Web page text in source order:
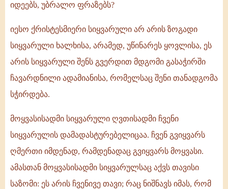
იდეებს, უბრალო ფრაზებს?
იესო ქრისტესმიერი სიყვარული არ არის ზოგადი
სიყვარული ხალხისა, არამედ, უწინარეს ყოვლისა, ეს
არის სიყვარული შენს გვერდით მდგომი გასაჭირში
ჩავარდნილი ადამიანისა, რომელსაც შენი თანადგომა
სჭირდება.
მოყვასისადმი სიყვარული ღვთისადმი ჩვენი
სიყვარულის დამადასტურებელიცაა. ჩვენ გვიყვარს
ღმერთი იმდენად, რამდენადაც გვიყვარს მოყვასი.
ამასთან მოყვასისადმი სიყვარულსაც აქვს თავისი
საზომი: ეს არის ჩვენივე თავი; რაც ნიშნავს იმას, რომ